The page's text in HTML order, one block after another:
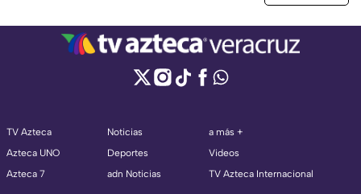
TV Azteca
Azteca UNO
Azteca 7
Noticias
Deportes
adn Noticias
a más +
Videos
TV Azteca Internacional